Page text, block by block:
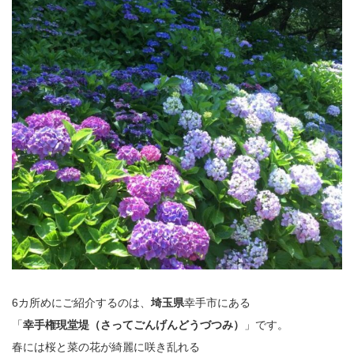
6カ所めにご紹介するのは、 埼玉県幸手市にある
「幸手権現堂堤（さってごんげんどうづつみ）
」です。
春には桜と菜の花が綺麗に咲き乱れる